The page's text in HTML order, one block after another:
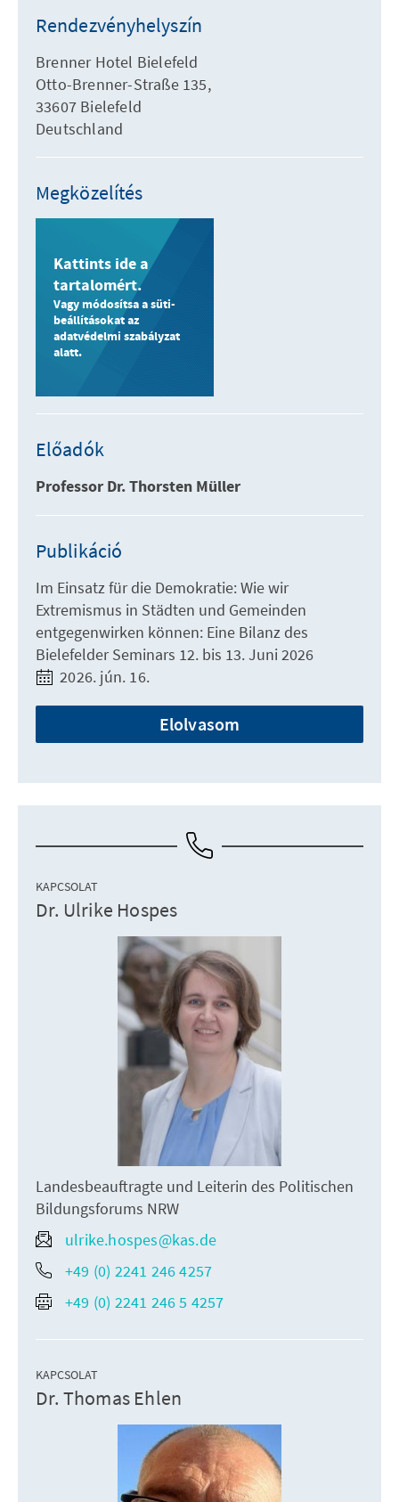
Rendezvényhelyszín
Brenner Hotel Bielefeld
Otto-Brenner-Straße 135,
33607 Bielefeld
Deutschland
Megközelítés
Kattints ide a
tartalomért.
Vagy módosítsa a süti-
beállításokat az
adatvédelmi szabályzat
alatt.
Előadók
Professor Dr. Thorsten Müller
Publikáció
Im Einsatz für die Demokratie: Wie wir
Extremismus in Städten und Gemeinden
entgegenwirken können: Eine Bilanz des
Bielefelder Seminars 12. bis 13. Juni 2026
2026. jún. 16.
Elolvasom
KAPCSOLAT
Dr. Ulrike Hospes
Landesbeauftragte und Leiterin des Politischen
Bildungsforums NRW
ulrike.hospes@kas.de
+49 (0) 2241 246 4257
+49 (0) 2241 246 5 4257
KAPCSOLAT
Dr. Thomas Ehlen